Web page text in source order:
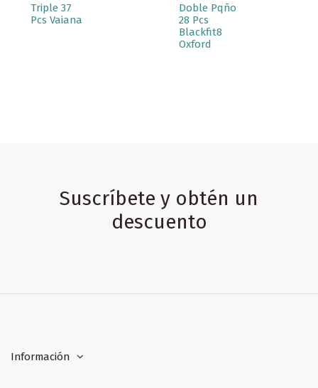
Triple 37
Pcs Vaiana
Doble Pqño
28 Pcs
Blackfit8
Oxford
Suscríbete y obtén un
descuento
Información